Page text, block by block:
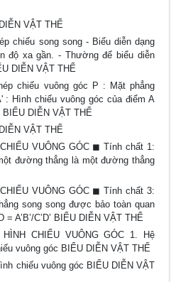
VẬT THỂ
chiếu song song - Biểu diễn dạng
độ xa gần. - Thường để biểu diễn
DIỄN VẬT THỂ
chiếu vuông góc P : Mặt phẳng
: Hình chiếu vuông góc của điểm A
DIỄN VẬT THỂ
VẬT THỂ
VUÔNG GÓC ◼ Tính chất 1:
đường thẳng là một đường thẳng
VUÔNG GÓC ◼ Tính chất 3:
song song được bảo toàn quan
A’B’/C’D’ BIỂU DIỄN VẬT THỂ
CHIẾU VUÔNG GÓC 1. Hệ
vuông góc BIỂU DIỄN VẬT THỂ
chiếu vuông góc BIỂU DIỄN VẬT